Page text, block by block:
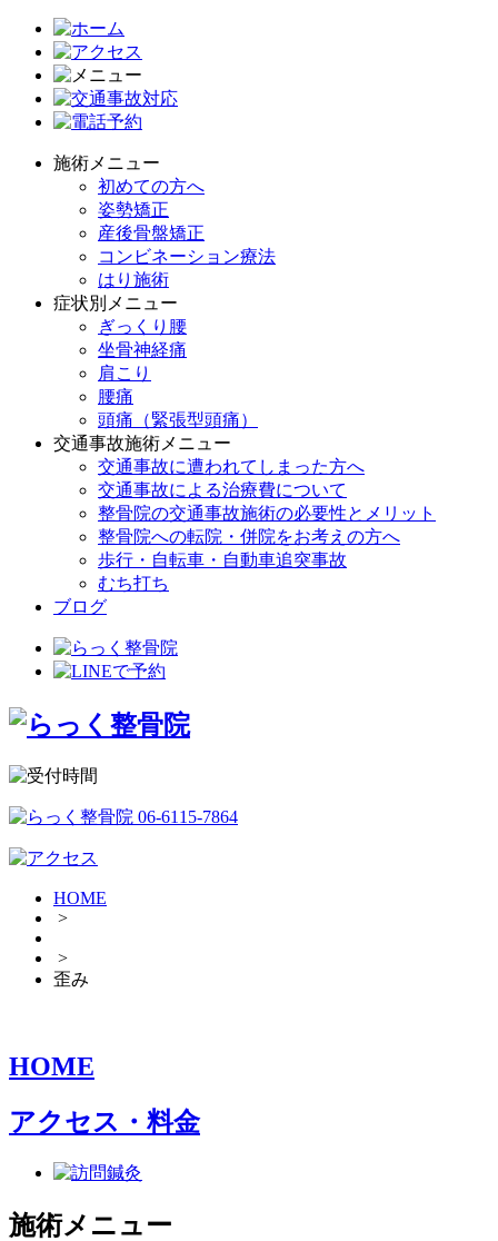
施術メニュー
初めての方へ
姿勢矯正
産後骨盤矯正
コンビネーション療法
はり施術
症状別メニュー
ぎっくり腰
坐骨神経痛
肩こり
腰痛
頭痛（緊張型頭痛）
交通事故施術メニュー
交通事故に遭われてしまった方へ
交通事故による治療費について
整骨院の交通事故施術の必要性とメリット
整骨院への転院・併院をお考えの方へ
歩行・自転車・自動車追突事故
むち打ち
ブログ
HOME
>
>
歪み
HOME
アクセス・料金
施術メニュー